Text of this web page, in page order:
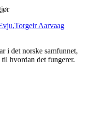
,Torgeir Aarvaag
i det norske samfunnet,
hvordan det fungerer.